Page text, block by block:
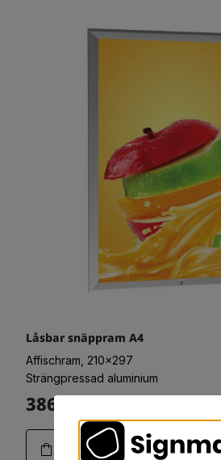
Låsbar snäppram A4
Affischram, 210x297
Strängpressad aluminium
386:-